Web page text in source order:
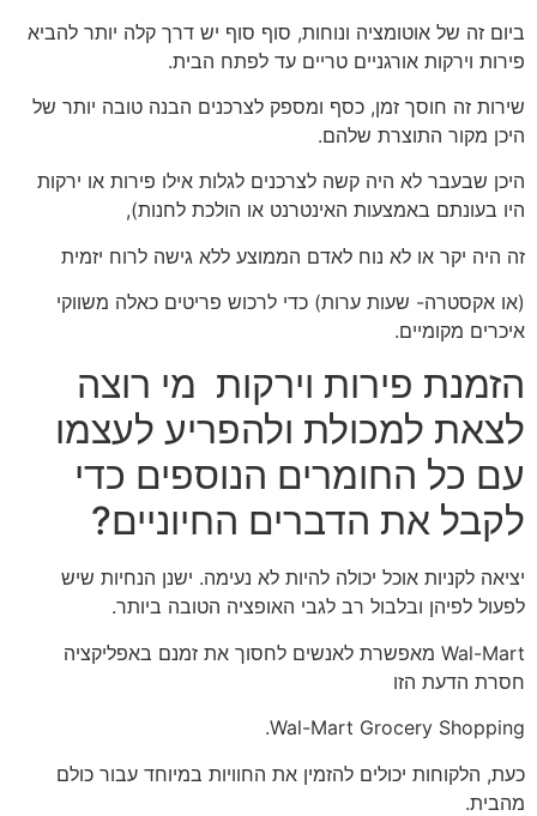
ביום זה של אוטומציה ונוחות, סוף סוף יש דרך קלה יותר להביא
פירות וירקות אורגניים טריים עד לפתח הבית.
שירות זה חוסך זמן, כסף ומספק לצרכנים הבנה טובה יותר של
היכן מקור התוצרת שלהם.
היכן שבעבר לא היה קשה לצרכנים לגלות אילו פירות או ירקות
היו בעונתם באמצעות האינטרנט או הולכת לחנות),
זה היה יקר או לא נוח לאדם הממוצע ללא גישה לרוח יזמית
(או אקסטרה- שעות ערות) כדי לרכוש פריטים כאלה משווקי
איכרים מקומיים.
הזמנת פירות וירקות מי רוצה
לצאת למכולת ולהפריע לעצמו
עם כל החומרים הנוספים כדי
לקבל את הדברים החיוניים?
יציאה לקניות אוכל יכולה להיות לא נעימה. ישנן הנחיות שיש
לפעול לפיהן ובלבול רב לגבי האופציה הטובה ביותר.
Wal-Mart מאפשרת לאנשים לחסוך את זמנם באפליקציה
חסרת הדעת הזו
Wal-Mart Grocery Shopping.
כעת, הלקוחות יכולים להזמין את החוויות במיוחד עבור כולם
מהבית.